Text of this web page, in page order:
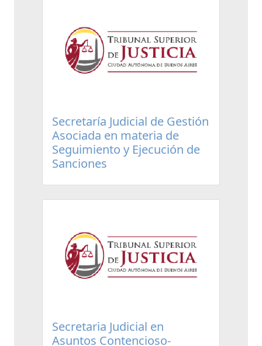
Secretaría Judicial de Gestión
Asociada en materia de
Seguimiento y Ejecución de
Sanciones
Secretaria Judicial en
Asuntos Contencioso-